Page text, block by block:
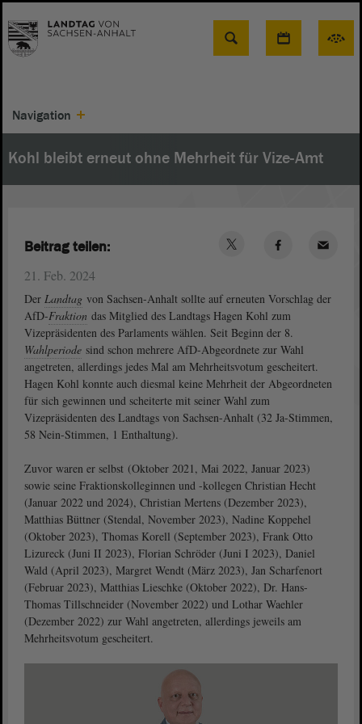
Suche
Navigation
Kohl bleibt erneut ohne Mehrheit für Vize-Amt
21. Feb. 2024
Der Landtag von Sachsen-Anhalt sollte auf erneuten Vorschlag der
AfD-Fraktion das Mitglied des Landtags Hagen Kohl zum
Vizepräsidenten des Parlaments wählen. Seit Beginn der 8.
Wahlperiode sind schon mehrere AfD-Abgeordnete zur Wahl
angetreten, allerdings jedes Mal am Mehrheitsvotum gescheitert.
Hagen Kohl konnte auch diesmal keine Mehrheit der Abgeordneten
für sich gewinnen und scheiterte mit seiner Wahl zum
Vizepräsidenten des Landtags von Sachsen-Anhalt (32 Ja-Stimmen,
58 Nein-Stimmen, 1 Enthaltung).
Zuvor waren er selbst (Oktober 2021, Mai 2022, Januar 2023)
sowie seine Fraktionskolleginnen und -kollegen Christian Hecht
(Januar 2022 und 2024), Christian Mertens (Dezember 2023),
Matthias Büttner (Stendal, November 2023), Nadine Koppehel
(Oktober 2023), Thomas Korell (September 2023), Frank Otto
Lizureck (Juni II 2023), Florian Schröder (Juni I 2023), Daniel
Wald (April 2023), Margret Wendt (März 2023), Jan Scharfenort
(Februar 2023), Matthias Lieschke (Oktober 2022), Dr. Hans-
Thomas Tillschneider (November 2022) und Lothar Waehler
(Dezember 2022) zur Wahl angetreten, allerdings jeweils am
Mehrheitsvotum gescheitert.
Beitrag teilen: